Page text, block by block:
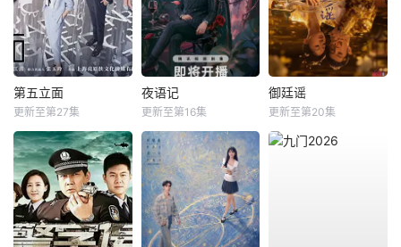
第五立面
更新至第27集
夜语记
更新至第16集
御廷谣
更新至第20集